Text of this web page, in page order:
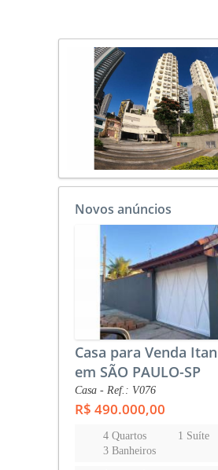
Novos anúncios
Casa para Venda
em SÃO PAULO-SP
Casa - Ref.: V076
R$ 490.000,00
4 Quartos
1 Suíte
3 Banheiros